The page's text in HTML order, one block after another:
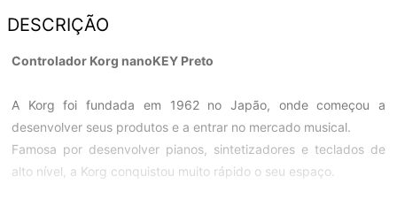
DESCRIÇÃO
Controlador Korg nanoKEY Preto
A Korg foi fundada em 1962 no Japão, onde começou a
desenvolver seus produtos e a entrar no mercado musical.
Famosa por desenvolver pianos, sintetizadores e teclados de
alto nível, a Korg conquistou muito rápido o seu espaço.